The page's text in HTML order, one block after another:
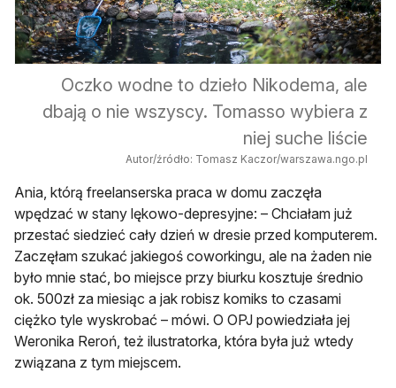
Oczko wodne to dzieło Nikodema, ale
dbają o nie wszyscy. Tomasso wybiera z
niej suche liście
Autor/źródło: Tomasz Kaczor/warszawa.ngo.pl
Ania, którą freelanserska praca w domu zaczęła
wpędzać w stany lękowo-depresyjne: – Chciałam już
przestać siedzieć cały dzień w dresie przed komputerem.
Zaczęłam szukać jakiegoś coworkingu, ale na żaden nie
było mnie stać, bo miejsce przy biurku kosztuje średnio
ok. 500zł za miesiąc a jak robisz komiks to czasami
ciężko tyle wyskrobać – mówi. O OPJ powiedziała jej
Weronika Reroń, też ilustratorka, która była już wtedy
związana z tym miejscem.